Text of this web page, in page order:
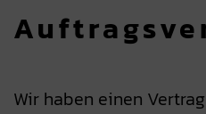
Wir haben einen